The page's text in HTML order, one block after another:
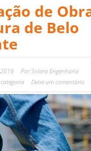
de
de Belo
PorSolara Engenharia
Deixe um comentário